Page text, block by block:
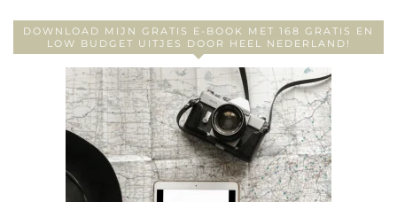
DOWNLOAD MIJN GRATIS E-BOOK MET 168 GRATIS EN
LOW BUDGET UITJES DOOR HEEL NEDERLAND!